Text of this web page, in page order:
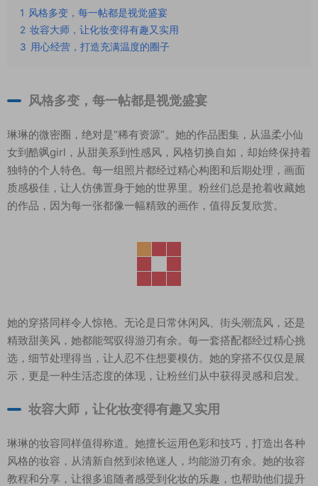
1
风格多变，每一帖都是视觉盛宴
2 妆容大师，让化妆变得有趣又实用
3 用心经营，打造充满温度的圈子
风格多变，每一帖都是视觉盛宴
琳琳的微密圈，绝对是“稀有资源”。她的作品图集，从温柔小仙
女到酷飒girl，从甜美系到性感风，风格切换自如，却始终保持着
独特的个人特色。每一组照片都经过精心构图和后期处理，画面
质感极佳，让人仿佛置身于她的世界里。粉丝们总是抢着收藏她
的作品，因为每一张都像一幅精致的画作，值得反复欣赏。
她的穿搭同样令人惊艳。无论是日常休闲风、街头潮流风，还是
精致甜美风，她都能驾驭得游刃有余。每一套搭配都经过精心挑
选，细节处理得当，让人忍不住想要模仿。她的穿搭不仅仅是展
示，更是一种生活态度的体现，让粉丝们从中获得灵感和启发。
妆容大师，让化妆变得有趣又实用
琳琳的妆容同样值得称道。她擅长运用色彩和技巧，打造出各种
风格的妆容，从清新自然到浓艳迷人，均能游刃有余。她的妆容
教程和分享，让很多追随者感受到化妆的乐趣，也帮助他们提升